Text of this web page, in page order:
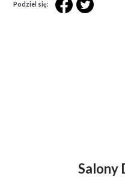
Podziel się:
Salony